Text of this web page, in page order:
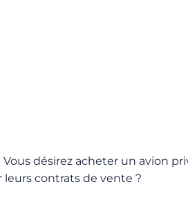
désirez acheter un avion
leurs contrats de vente ?